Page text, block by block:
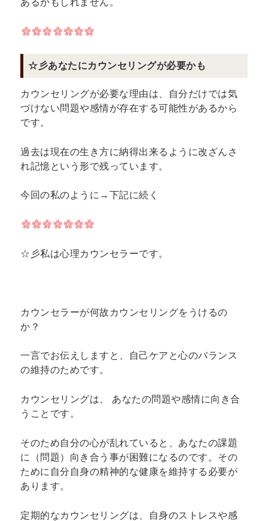
あるかもしれません。
☆彡あなたにカウンセリングが必要かも
カウンセリングが必要な理由は、自分だけでは気
づけない問題や感情が存在する可能性があるから
です。
過去は現在の生き方に納得出来るように改ざんさ
れ記憶という形で残っています。
今回の私のように→下記に続く
☆彡私は心理カウンセラーです。
カウンセラーが何故カウンセリングをうけるの
か？
一言でお伝えしますと、自己ケアと心のバランス
の維持のためです。
カウンセリングは、 あなたの問題や感情に向き合
うことです。
そのため自分の心が乱れていると、あなたの課題
に（問題）向き合う事が困難になるのです。その
ために自分自身の精神的な健康を維持する必要が
あります。
定期的なカウンセリングは、自身のストレスや感